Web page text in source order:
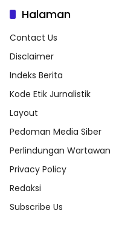
Halaman
Contact Us
Disclaimer
Indeks Berita
Kode Etik Jurnalistik
Layout
Pedoman Media Siber
Perlindungan Wartawan
Privacy Policy
Redaksi
Subscribe Us